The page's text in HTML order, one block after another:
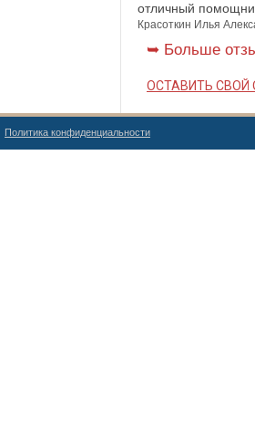
отличный
Красоткин Илья
➥ Больше
ОСТАВИТЬ СВОЙ
Политика конфиденциальности